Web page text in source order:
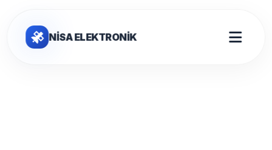
NİSA ELEKTRONİK